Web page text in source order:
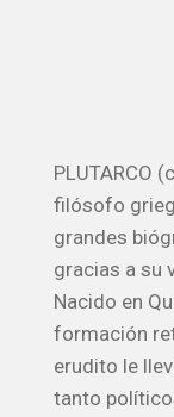
PLUTARCO
filósofo
grandes
gracias a su
Nacido en
formación
erudito le
tanto